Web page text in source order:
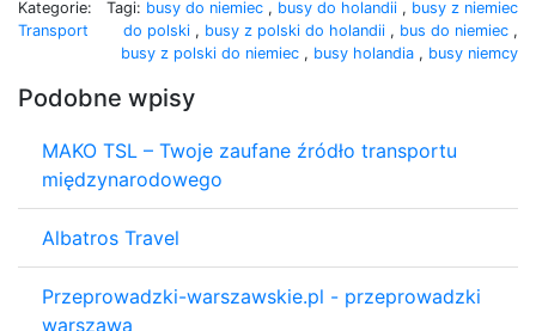
Kategorie:
Transport
Tagi: busy do niemiec , busy do holandii , busy z niemiec
do polski , busy z polski do holandii , bus do niemiec ,
busy z polski do niemiec , busy holandia , busy niemcy
Podobne wpisy
MAKO TSL – Twoje zaufane źródło transportu
międzynarodowego
Albatros Travel
Przeprowadzki-warszawskie.pl - przeprowadzki
warszawa